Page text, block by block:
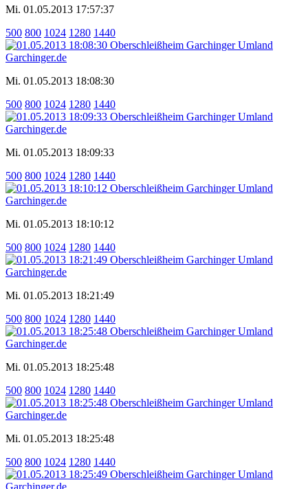
Mi. 01.05.2013 17:57:37
500 800 1024 1280 1440
Mi. 01.05.2013 18:08:30
500 800 1024 1280 1440
Mi. 01.05.2013 18:09:33
500 800 1024 1280 1440
Mi. 01.05.2013 18:10:12
500 800 1024 1280 1440
Mi. 01.05.2013 18:21:49
500 800 1024 1280 1440
Mi. 01.05.2013 18:25:48
500 800 1024 1280 1440
Mi. 01.05.2013 18:25:48
500 800 1024 1280 1440